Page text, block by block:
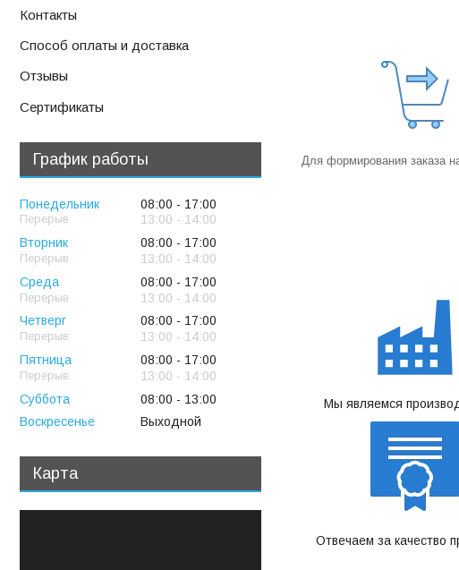
Для формирования заказа
Мы являемся
Отвечаем за качество
Контакты
Способ оплаты и доставка
Отзывы
Сертификаты
График работы
Понедельник 08:00
17:00
13:00
14:00
Вторник
08:00
17:00
13:00
14:00
Среда
08:00
17:00
13:00
14:00
Четверг
08:00
17:00
13:00
14:00
Пятница
08:00
17:00
13:00
14:00
Суббота
08:00
13:00
Воскресенье
Выходной
Карта